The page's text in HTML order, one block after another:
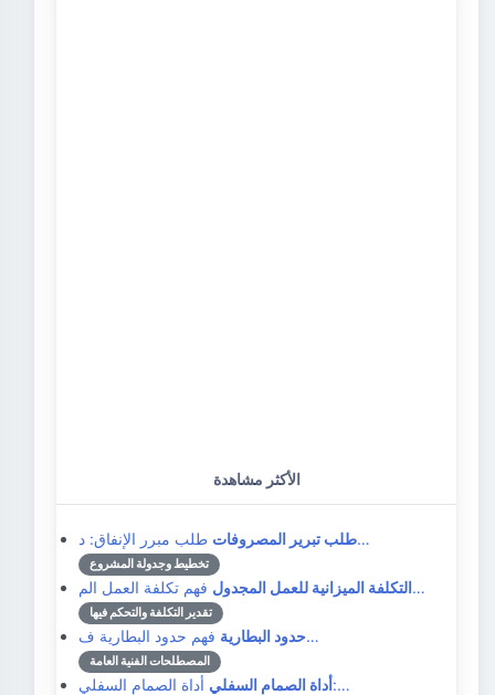
الأكثر مشاهدة
طلب تبرير المصروفاتطلب مبرر الإنفاق: د…
تخطيط وجدولة المشروع
التكلفة الميزانية للعمل المجدولفهم تكلفة العمل الم…
تقدير التكلفة والتحكم فيها
حدود البطاريةفهم حدود البطارية ف…
المصطلحات الفنية العامة
أداة الصمام السفليأداة الصمام السفلي:…